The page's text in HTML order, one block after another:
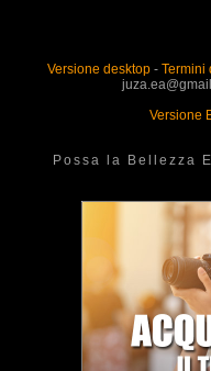
Versione desktop- Termini
Versione
Possa la Bellezza